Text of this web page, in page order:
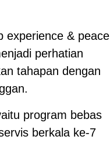
experience & peace
perhatian
tahapan dengan
program bebas
berkala ke-7